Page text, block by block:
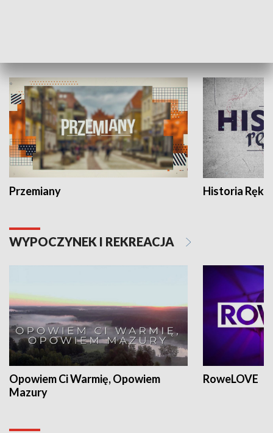
Przemiany Historia Ręką
WYPOCZYNEK I REKREACJA
Opowiem Ci Warmię, Opowiem
Mazury
RoweLOVE